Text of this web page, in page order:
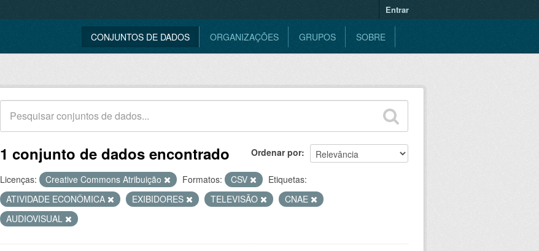
Entrar
CONJUNTOS DE DADOS ORGANIZAÇÕES GRUPOS SOBRE
Ordenar por
1 conjunto de dados encontrado
Licenças: Creative Commons Atribuição Formatos: CSV
Etiquetas:
ATIVIDADE ECONÔMICA
EXIBIDORES TELEVISÃO
CNAE
AUDIOVISUAL